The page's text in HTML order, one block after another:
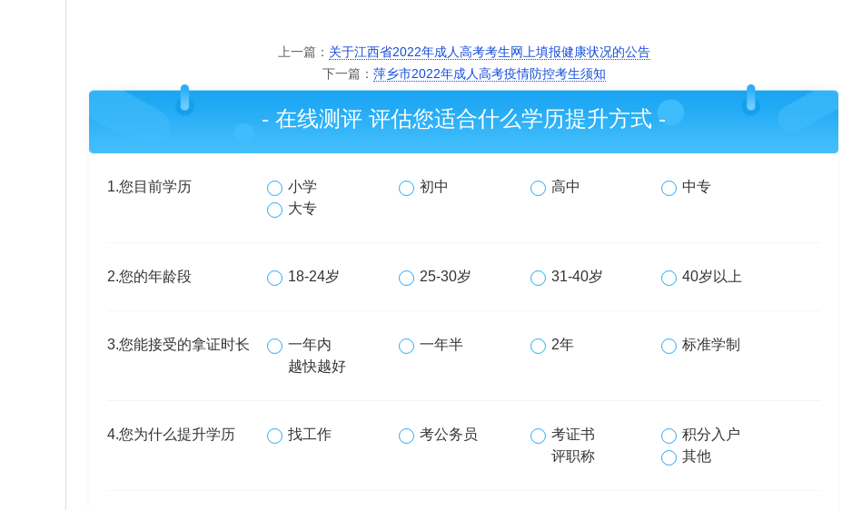
上一篇： 关于江西省2022年成人高考考生网上填报健康状况的公告
下一篇： 萍乡市2022年成人高考疫情防控考生须知
- 在线测评 评估您适合什么学历提升方式 -
1.您目前学历 小学 初中 高中
中专
大专
2.您的年龄段 18-24岁 25-30岁 31-40岁 40岁以上
3.您能接受的拿证时长
一年内
越快越好
一年半 2年 标准学制
4.您为什么提升学历 找工作 考公务员
考证书
评职称
积分入户
其他